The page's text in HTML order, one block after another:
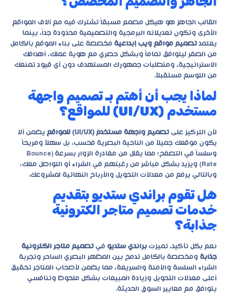
القالب الجاهز هو هيكل مصمم مسبقاً تشترك فيه مع آلاف المواقع
الأخرى وتكون تعديلاته البرمجية والتصميمية محدودة جداً، بينما
يعتمد تصميم مواقع ويب إبداعية مخصصة على بناء الموقع بالكامل
من الصفر ليتوافق تماماً وبشكل حصري مع هوية عملك، أهدافك
الاستراتيجية، ومتطلبات جمهورك المستهدف دون أي قيود تمنعك
من التوسع مستقبلاً.
لماذا يجب أن أهتم بـ تصميم واجهة
مستخدم (UI/UX) للمواقع؟
لأن التركيز على تصميم واجهة مستخدم (UI/UX) للمواقع
يضمن ألا
يكون موقعك جميلاً من الناحية البصرية فحسب، بل سهلاً ومريحاً
وسلساً في التصفح؛ مما يقلل من مغادرة الزوار بسرعة (Bounce
Rate) ويزيد بشكل مباشر من رغبتهم في الشراء أو التواصل معك،
وبالتالي يرفع من معدلات التحويل والأرباح النهائية لمشروعك.
هل تقوم براندي ستديو بتقديم
خدمات تصميم متاجر الكترونية
جذابة؟
نعم بكل تأكيد، تميزت براندي ستديو في تصميم متاجر الكترونية
جذابة ومخصصة بالكامل تدمج بين المظهر البصري الساحر وتجربة
الشراء السلسة والآمنة والسريعة، مما يضمن لأصحاب المتاجر تحقيق
أعلى معدلات التحويل وزيادة المبيعات بشكل ملحوظ وتنافسي
يتوافق مع معايير السوق الحديثة.